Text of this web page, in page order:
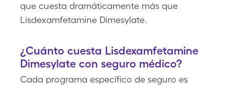
que cuesta dramáticamente más que
Lisdexamfetamine Dimesylate.
¿Cuánto cuesta Lisdexamfetamine
Dimesylate con seguro médico?
Cada programa específico de seguro es